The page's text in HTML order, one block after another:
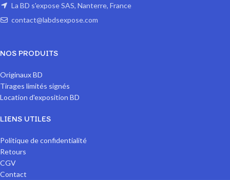
La BD s'expose SAS, Nanterre, France
contact@labdsexpose.com
NOS PRODUITS
Originaux BD
Tirages limités signés
Location d'exposition BD
LIENS UTILES
Politique de confidentialité
Retours
CGV
Contact